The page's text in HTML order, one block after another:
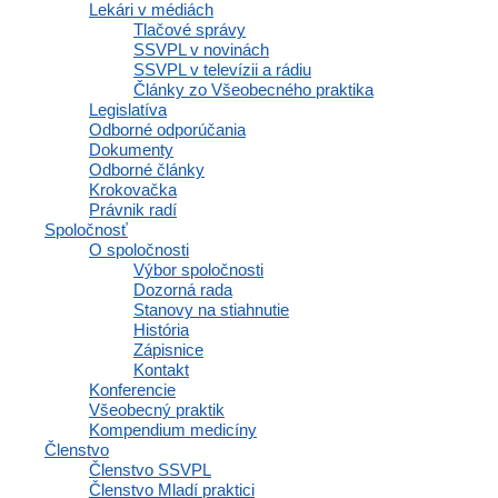
Lekári v médiách
Tlačové správy
SSVPL v novinách
SSVPL v televízii a rádiu
Články zo Všeobecného praktika
Legislatíva
Odborné odporúčania
Dokumenty
Odborné články
Krokovačka
Právnik radí
Spoločnosť
O spoločnosti
Výbor spoločnosti
Dozorná rada
Stanovy na stiahnutie
História
Zápisnice
Kontakt
Konferencie
Všeobecný praktik
Kompendium medicíny
Členstvo
Členstvo SSVPL
Členstvo Mladí praktici
VŠEOBECNÉHO
PRAKTICKÉHO
LEKÁRSTVA
Business Center Polianky (BCP)
Polianky 5, 841 01 Bratislava
IČO: 35607131
DIČ: 2020971502
Osobné informácie a profil
Výhody a zľavy
Vzdelávacie materiály a odborné zdroje
Zápisnice a interné dokumenty spoločnosti